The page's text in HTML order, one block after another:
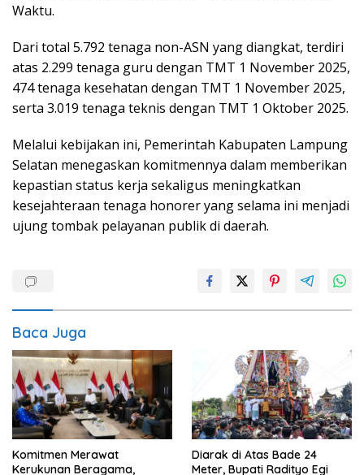
Waktu.
Dari total 5.792 tenaga non-ASN yang diangkat, terdiri
atas 2.299 tenaga guru dengan TMT 1 November 2025,
474 tenaga kesehatan dengan TMT 1 November 2025,
serta 3.019 tenaga teknis dengan TMT 1 Oktober 2025.
Melalui kebijakan ini, Pemerintah Kabupaten Lampung
Selatan menegaskan komitmennya dalam memberikan
kepastian status kerja sekaligus meningkatkan
kesejahteraan tenaga honorer yang selama ini menjadi
ujung tombak pelayanan publik di daerah.
Baca Juga
Komitmen Merawat
Kerukunan Beragama,
Diarak di Atas Bade 24
Meter, Bupati Radityo Egi